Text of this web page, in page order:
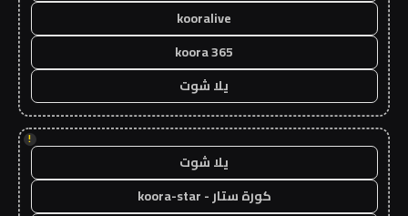
kooralive
koora 365
يلا شوت
!
يلا شوت
كورة ستار - koora-star